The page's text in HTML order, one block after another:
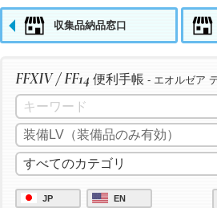
収集品納品窓口
FFXIV / FF14 便利手帳 - エオルゼア
JP EN